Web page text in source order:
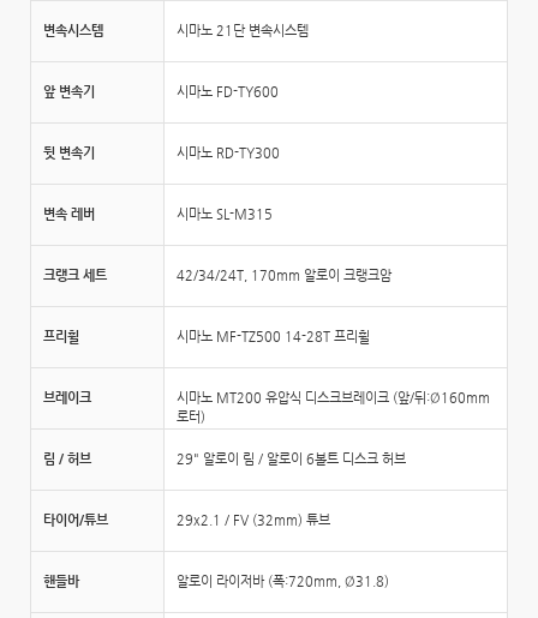
변속시스템 시마노 21단 변속시스템
앞 변속기 시마노 FD-TY600
뒷 변속기 시마노 RD-TY300
변속 레버 시마노 SL-M315
크랭크 세트 42/34/24T, 170mm 알로이 크랭크암
프리휠 시마노 MF-TZ500 14-28T 프리휠
브레이크
시마노 MT200 유압식 디스크브레이크 (앞/뒤:Ø160mm
로터)
림 / 허브 29" 알로이 림 / 알로이 6볼트 디스크 허브
타이어/튜브 29x2.1 / FV (32mm) 튜브
핸들바 알로이 라이저바 (폭:720mm, Ø31.8)